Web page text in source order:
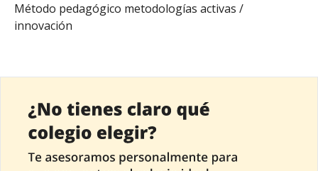
Método pedagógico metodologías activas /
innovación